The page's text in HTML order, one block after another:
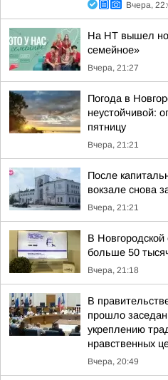
Вчера,
На НТ вышел
семейное»
Вчера, 21:27
Погода в
неустойчивой:
пятницу
Вчера, 21:21
После
вокзале снова
Вчера, 21:21
В Новгородской
больше 50
Вчера, 21:18
В
прошло
укреплению
нравственных
Вчера, 20:49